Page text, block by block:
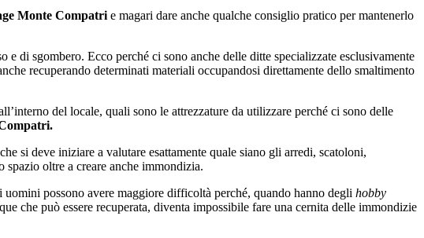
Monte Compatri e magari dare anche qualche consiglio pratico per mantenerlo
di sgombero. Ecco perché ci sono anche delle ditte specializzate esclusivamente
recuperando determinati materiali occupandosi direttamente dello smaltimento
del locale, quali sono le attrezzature da utilizzare perché ci sono delle
si deve iniziare a valutare esattamente quale siano gli arredi, scatoloni,
oltre a creare anche immondizia.
possono avere maggiore difficoltà perché, quando hanno degli hobby
che può essere recuperata, diventa impossibile fare una cernita delle immondizie